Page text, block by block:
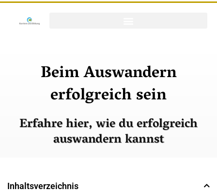
Beim Auswandern
erfolgreich sein
Erfahre hier, wie du erfolgreich
auswandern kannst
Inhaltsverzeichnis